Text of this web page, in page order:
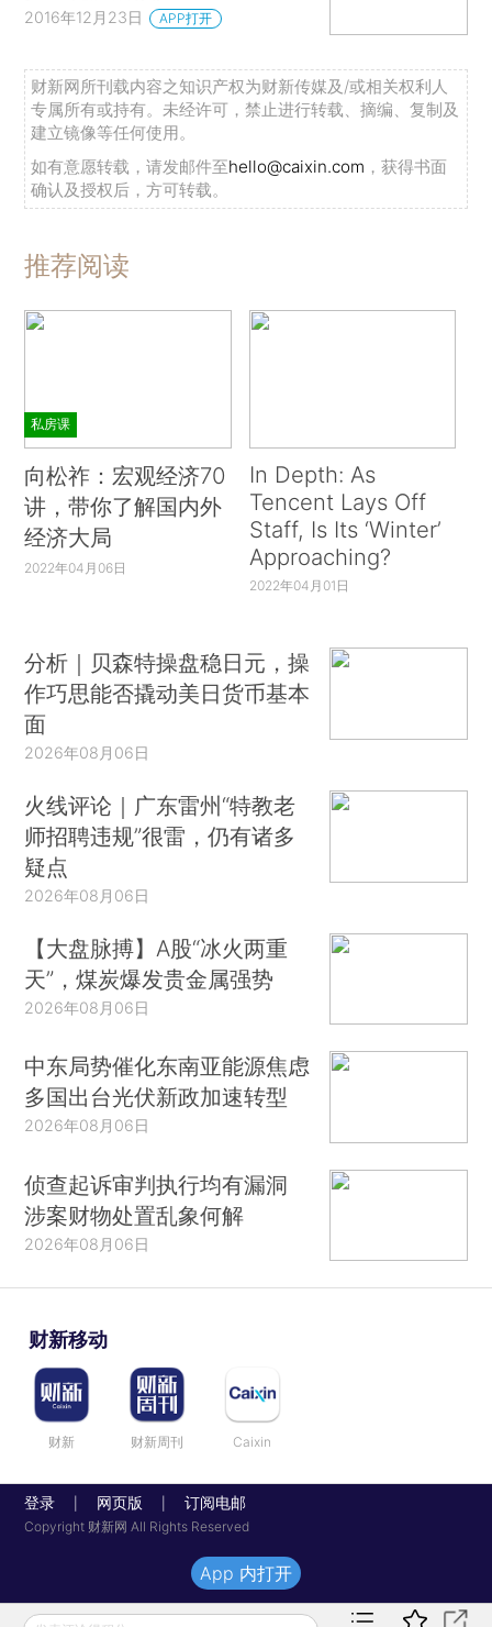
2016年12月23日 APP打开
财新网所刊载内容之知识产权为财新传媒及/或相关权利人
专属所有或持有。未经许可，禁止进行转载、摘编、复制及
建立镜像等任何使用。
如有意愿转载，请发邮件至hello@caixin.com ，获得书面
确认及授权后，方可转载。
推荐阅读
私房课
向松祚：宏观经济70
讲，带你了解国内外
经济大局
2022年04月06日
In Depth: As
Tencent Lays Off
Staff, Is Its ‘Winter’
Approaching?
2022年04月01日
分析｜贝森特操盘稳日元，操
作巧思能否撬动美日货币基本
面
2026年08月06日
火线评论｜广东雷州“特教老
师招聘违规”很雷，仍有诸多
疑点
2026年08月06日
【大盘脉搏】A股“冰火两重
天”，煤炭爆发贵金属强势
2026年08月06日
中东局势催化东南亚能源焦虑
多国出台光伏新政加速转型
2026年08月06日
侦查起诉审判执行均有漏洞
涉案财物处置乱象何解
2026年08月06日
财新移动
财新 财新周刊 Caixin
登录 网页版 订阅电邮
Copyright 财新网 All Rights Reserved
App 内打开